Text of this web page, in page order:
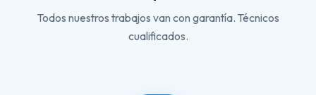
Todos nuestros trabajos van con garantía. Técnicos
cualificados.